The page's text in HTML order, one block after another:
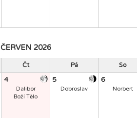
ČERVEN 2026
Čt Pá So
4
Dalibor
Boží Tělo
5
Dobroslav
6
Norbert